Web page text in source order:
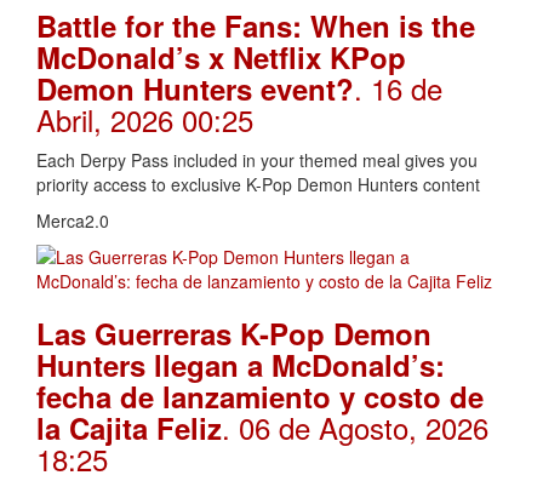
Battle for the Fans: When is the
McDonald’s x Netflix KPop
Demon Hunters event?. 16 de
Abril, 2026 00:25
Each Derpy Pass included in your themed meal gives you
priority access to exclusive K-Pop Demon Hunters content
Merca2.0
Las Guerreras K-Pop Demon
Hunters llegan a McDonald’s:
fecha de lanzamiento y costo de
la Cajita Feliz. 06 de Agosto, 2026
18:25